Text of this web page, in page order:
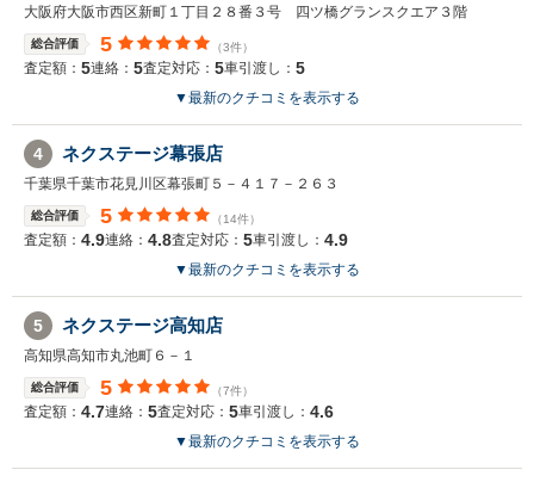
大阪府大阪市西区新町１丁目２８番３号 四ツ橋グランスクエア３階
総合評価 5 （3件）
査定額： 5連絡： 5査定対応： 5車引渡し： 5
▼最新のクチコミを表示する
4 ネクステージ幕張店
千葉県千葉市花見川区幕張町５－４１７－２６３
総合評価 5 （14件）
査定額： 4.9連絡： 4.8査定対応： 5車引渡し： 4.9
▼最新のクチコミを表示する
5 ネクステージ高知店
高知県高知市丸池町６－１
総合評価 5 （7件）
査定額： 4.7連絡： 5査定対応： 5車引渡し： 4.6
▼最新のクチコミを表示する